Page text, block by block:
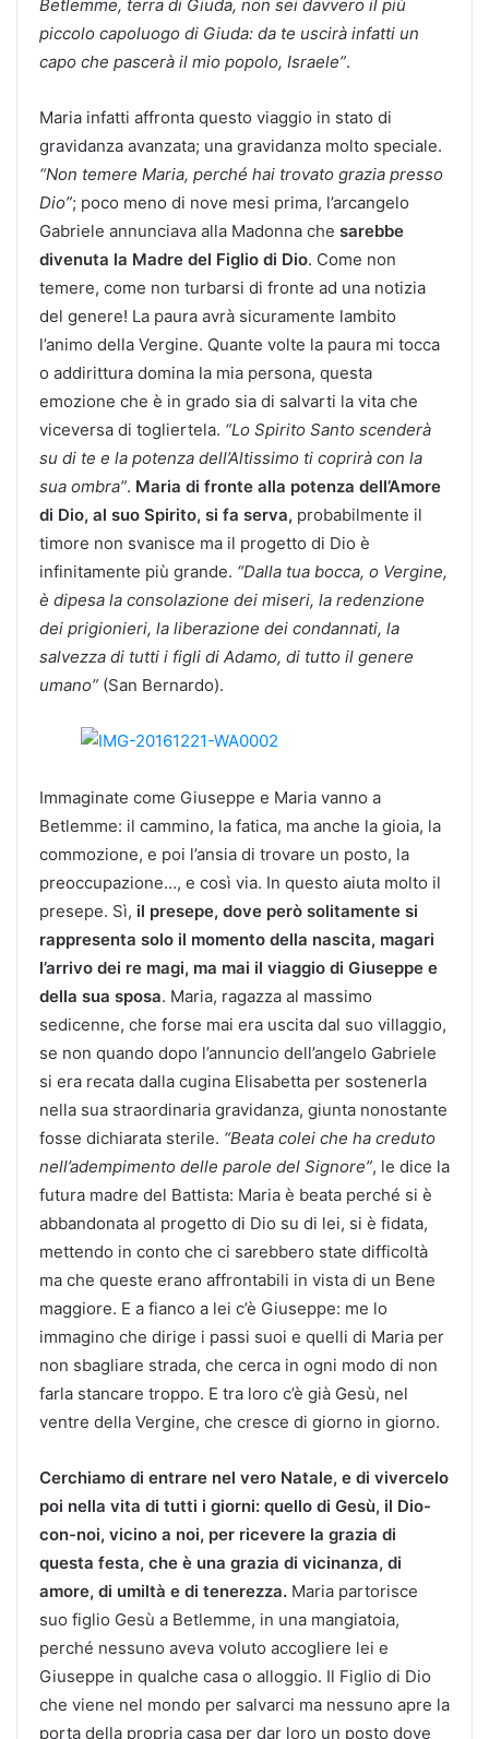
Betlemme, terra di Giuda, non sei davvero il più
piccolo capoluogo di Giuda: da te uscirà infatti un
capo che pascerà il mio popolo, Israele”.
Maria infatti affronta questo viaggio in stato di
gravidanza avanzata; una gravidanza molto speciale.
“Non temere Maria, perché hai trovato grazia presso
Dio”; poco meno di nove mesi prima, l’arcangelo
Gabriele annunciava alla Madonna che sarebbe
divenuta la Madre del Figlio di Dio. Come non
temere, come non turbarsi di fronte ad una notizia
del genere! La paura avrà sicuramente lambito
l’animo della Vergine. Quante volte la paura mi tocca
o addirittura domina la mia persona, questa
emozione che è in grado sia di salvarti la vita che
viceversa di togliertela. “Lo Spirito Santo scenderà
su di te e la potenza dell’Altissimo ti coprirà con la
sua ombra”. Maria di fronte alla potenza dell’Amore
di Dio, al suo Spirito, si fa serva, probabilmente il
timore non svanisce ma il progetto di Dio è
infinitamente più grande. “Dalla tua bocca, o Vergine,
è dipesa la consolazione dei miseri, la redenzione
dei prigionieri, la liberazione dei condannati, la
salvezza di tutti i figli di Adamo, di tutto il genere
umano” (San Bernardo).
Immaginate come Giuseppe e Maria vanno a
Betlemme: il cammino, la fatica, ma anche la gioia, la
commozione, e poi l’ansia di trovare un posto, la
preoccupazione…, e così via. In questo aiuta molto il
presepe. Sì, il presepe, dove però solitamente si
rappresenta solo il momento della nascita, magari
l’arrivo dei re magi, ma mai il viaggio di Giuseppe e
della sua sposa. Maria, ragazza al massimo
sedicenne, che forse mai era uscita dal suo villaggio,
se non quando dopo l’annuncio dell’angelo Gabriele
si era recata dalla cugina Elisabetta per sostenerla
nella sua straordinaria gravidanza, giunta nonostante
fosse dichiarata sterile. “Beata colei che ha creduto
nell’adempimento delle parole del Signore”, le dice la
futura madre del Battista: Maria è beata perché si è
abbandonata al progetto di Dio su di lei, si è fidata,
mettendo in conto che ci sarebbero state difficoltà
ma che queste erano affrontabili in vista di un Bene
maggiore. E a fianco a lei c’è Giuseppe: me lo
immagino che dirige i passi suoi e quelli di Maria per
non sbagliare strada, che cerca in ogni modo di non
farla stancare troppo. E tra loro c’è già Gesù, nel
ventre della Vergine, che cresce di giorno in giorno.
Cerchiamo di entrare nel vero Natale, e di vivercelo
poi nella vita di tutti i giorni: quello di Gesù, il Dio-
con-noi, vicino a noi, per ricevere la grazia di
questa festa, che è una grazia di vicinanza, di
amore, di umiltà e di tenerezza. Maria partorisce
suo figlio Gesù a Betlemme, in una mangiatoia,
perché nessuno aveva voluto accogliere lei e
Giuseppe in qualche casa o alloggio. Il Figlio di Dio
che viene nel mondo per salvarci ma nessuno apre la
porta della propria casa per dar loro un posto dove